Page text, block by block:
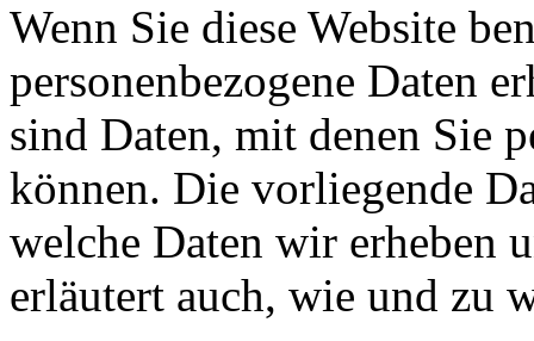
Wenn Sie diese Website
personenbezogene Daten
sind Daten, mit denen Sie
können. Die vorliegende
welche Daten wir erheben
erläutert auch, wie und zu